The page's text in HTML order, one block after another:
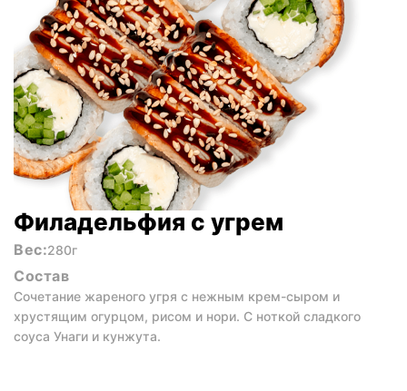
Филадельфия с угрем
Вес:280г
Состав
Сочетание жареного угря с нежным крем-сыром и
хрустящим огурцом, рисом и нори. С ноткой сладкого
соуса Унаги и кунжута.